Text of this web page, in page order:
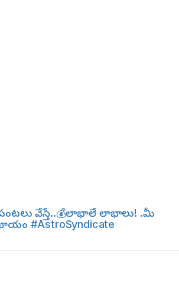
వేస్తే..💰లాభాలే లాభాలు! .మీ
#AstroSyndicate